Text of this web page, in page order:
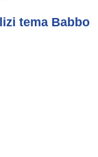
tema Babbo